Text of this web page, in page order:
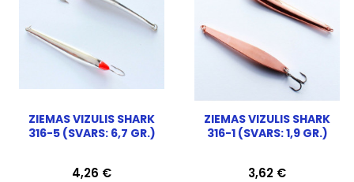
ZIEMAS VIZULIS SHARK
316-5 (SVARS: 6,7 GR.)
Cena
4,26 €
ZIEMAS VIZULIS SHARK
316-1 (SVARS: 1,9 GR.)
Cena
3,62 €